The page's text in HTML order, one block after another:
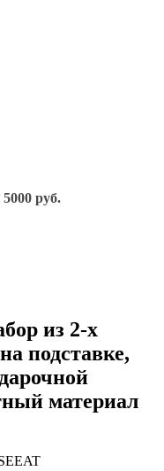
руб.
из 2-х
подставке,
материал